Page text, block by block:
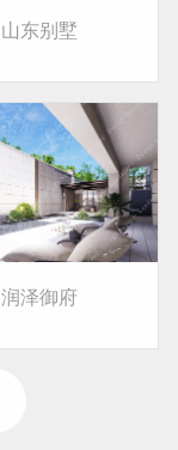
山东别墅
润泽御府